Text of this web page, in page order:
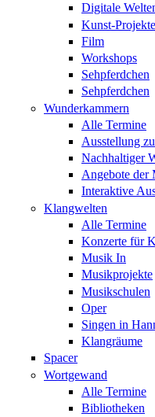
Digitale
Kunst-Projekte
Film
Workshops
Sehpferdchen
Sehpferdchen
Wunderkammern
Alle Termine
Ausstellung
Nachhaltiger
Angebote der
Interaktive
Klangwelten
Alle Termine
Konzerte für
Musik In
Musikprojekte
Musikschulen
Oper
Singen in
Klangräume
Spacer
Wortgewand
Alle Termine
Bibliotheken